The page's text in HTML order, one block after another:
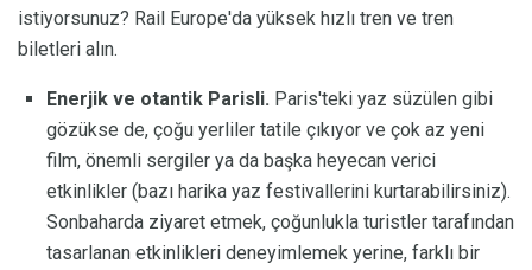
istiyorsunuz? Rail Europe'da yüksek hızlı tren ve tren
biletleri alın.
Enerjik ve otantik Parisli. Paris'teki yaz süzülen gibi
gözükse de, çoğu yerliler tatile çıkıyor ve çok az yeni
film, önemli sergiler ya da başka heyecan verici
etkinlikler (bazı harika yaz festivallerini kurtarabilirsiniz).
Sonbaharda ziyaret etmek, çoğunlukla turistler tarafından
tasarlanan etkinlikleri deneyimlemek yerine, farklı bir